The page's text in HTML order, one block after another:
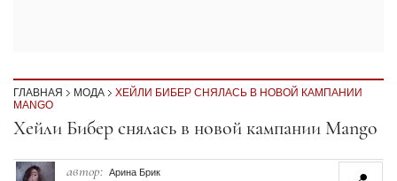
ГЛАВНАЯ МОДА
ХЕЙЛИ БИБЕР СНЯЛАСЬ В НОВОЙ КАМПАНИИ
MANGO
Секция статей
Хейли Бибер снялась в новой кампании Mango
автор: Арина Брик